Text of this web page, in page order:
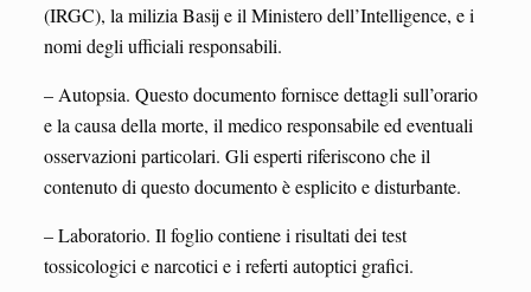
(IRGC), la milizia Basij e il Ministero dell’Intelligence, e i
nomi degli ufficiali responsabili.
– Autopsia. Questo documento fornisce dettagli sull’orario
e la causa della morte, il medico responsabile ed eventuali
osservazioni particolari. Gli esperti riferiscono che il
contenuto di questo documento è esplicito e disturbante.
– Laboratorio. Il foglio contiene i risultati dei test
tossicologici e narcotici e i referti autoptici grafici.